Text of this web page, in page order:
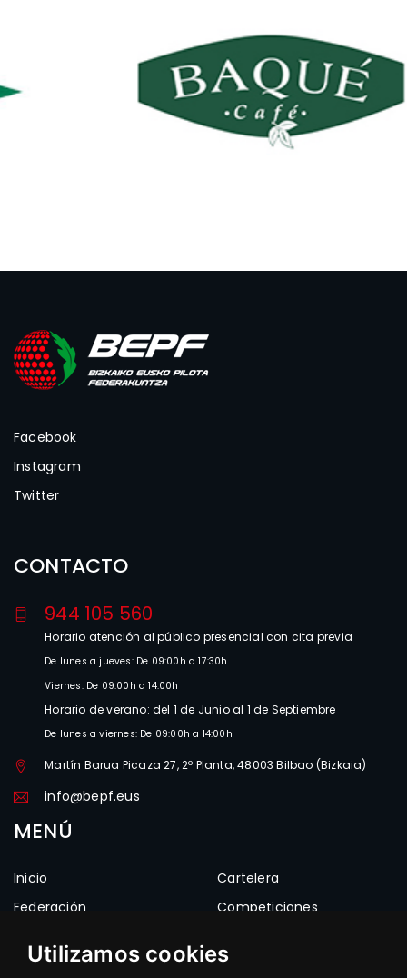
Utilizamos cookies
Facebook
Instagram
Twitter
CONTACTO
944 105 560
Horario atención al público presencial con cita previa
De lunes a jueves: De 09:00h a 17:30h
Viernes: De 09:00h a 14:00h
Horario de verano: del 1 de Junio al 1 de Septiembre
De lunes a viernes: De 09:00h a 14:00h
Martín Barua Picaza 27, 2º Planta, 48003 Bilbao (Bizkaia)
info@bepf.eus
MENÚ
Inicio
Federación
Noticias
Cartelera
Competiciones
Frontones